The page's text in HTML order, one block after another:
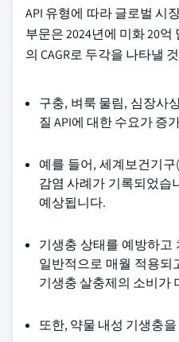
API 유형에 따라 글로벌 시
부문은 2024년에 미화 20
의 CAGR로 두각을 나타낼
구충, 벼룩 물림, 심장사
질 API에 대한 수요가 증
예를 들어, 세계보건기
감염 사례가 기록되었습
예상됩니다.
기생충 상태를 예방하고
일반적으로 매월 적용되
기생충 살충제의 소비가
또한, 약물 내성 기생충